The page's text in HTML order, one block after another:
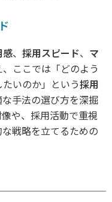
感、 採用スピード、 マ
ここでは「どのよう
いのか」という採用
手法の選び方を深掘
や、採用活動で重視
戦略を立てるための